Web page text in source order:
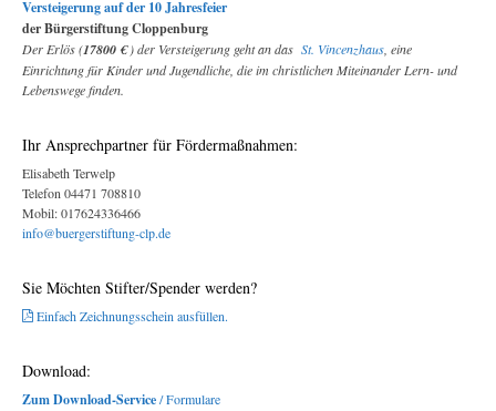
Versteigerung auf der 10 Jahresfeier
der Bürgerstiftung Cloppenburg
Der Erlös (17800 €) der Versteigerung geht an das St. Vincenzhaus , eine
Einrichtung für Kinder und Jugendliche, die im christlichen Miteinander Lern- und
Lebenswege finden.
Ihr Ansprechpartner für Fördermaßnahmen:
Elisabeth Terwelp
Telefon 04471 708810
Mobil: 017624336466
info@buergerstiftung-clp.de
Sie Möchten Stifter/Spender werden?
Einfach Zeichnungsschein ausfüllen.
Download:
Zum Download-Service/ Formulare